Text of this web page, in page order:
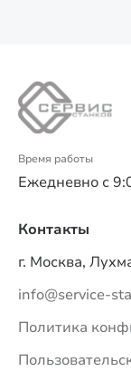
Время работы
Ежедневно с
Контакты
г. Москва,
info@service-
Политика